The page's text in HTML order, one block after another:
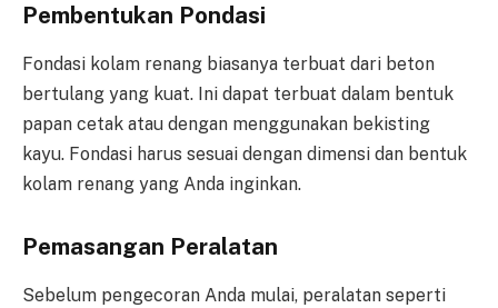
Pembentukan Pondasi
Fondasi kolam renang biasanya terbuat dari beton
bertulang yang kuat. Ini dapat terbuat dalam bentuk
papan cetak atau dengan menggunakan bekisting
kayu. Fondasi harus sesuai dengan dimensi dan bentuk
kolam renang yang Anda inginkan.
Pemasangan Peralatan
Sebelum pengecoran Anda mulai, peralatan seperti